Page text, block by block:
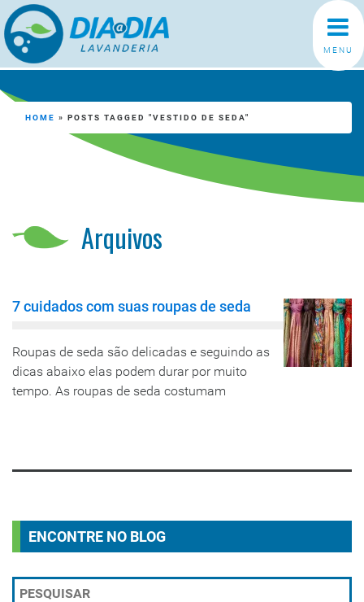
MENU
Arquivos
HOME » POSTS TAGGED "VESTIDO DE SEDA"
7 cuidados com suas roupas de seda
Roupas de seda são delicadas e seguindo as
dicas abaixo elas podem durar por muito
tempo. As roupas de seda costumam
ENCONTRE NO BLOG